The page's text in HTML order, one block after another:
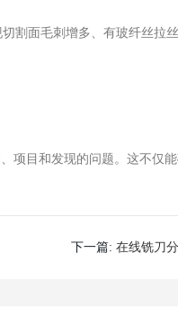
割面毛刺增多、有玻纤丝拉
项目和发现的问题。这不仅
下一篇: 在线铣刀